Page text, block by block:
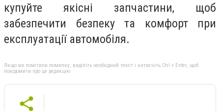
купуйте якісні запчастини, щоб
забезпечити безпеку та комфорт при
експлуатації автомобіля.
Якщо ви помітили помилку, виділіть необхідний текст і натисніть Ctrl + Enter, щоб
повідомити про це редакцію